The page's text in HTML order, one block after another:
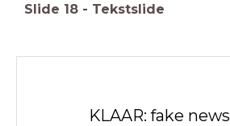
Slide 18 - Tekstslide
KLAAR: fake news